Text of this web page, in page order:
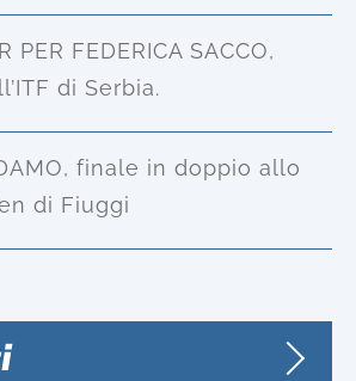
PER FEDERICA SACCO,
di Serbia.
finale in doppio allo
di Fiuggi